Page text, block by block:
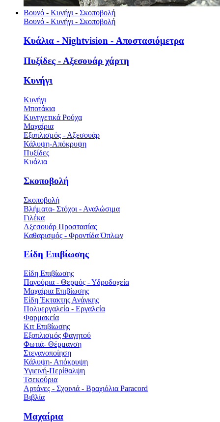
Βουνό - Κυνήγι - Σκοποβολή
Βουνό - Κυνήγι - Σκοποβολή
Κυάλια - Nightvision - Αποστασιόμετρα
Πυξίδες - Αξεσουάρ χάρτη
Κυνήγι
Κυνήγι
Μποτάκια
Κυνηγετικά Ρούχα
Μαχαίρια
Εξοπλισμός - Αξεσουάρ
Κάλυψη-Απόκρυψη
Πυξίδες
Κυάλια
Σκοποβολή
Σκοποβολή
Βλήματα- Στόχοι - Αναλώσιμα
Γιλέκα
Αξεσουάρ Προστασίας
Καθαρισμός - Φροντίδα Όπλων
Είδη Επιβίωσης
Είδη Επιβίωσης
Παγούρια - Θερμός - Υδροδοχεία
Μαχαίρια Επιβίωσης
Είδη Έκτακτης Ανάγκης
Πολυεργαλεία - Εργαλεία
Φαρμακεία
Κιτ Επιβίωσης
Εξοπλισμός Φαγητού
Φωτιά- Θέρμανση
Στεγανοποίηση
Κάλυψη- Απόκρυψη
Υγιεινή-Περίθαλψη
Τσεκούρια
Αρτάνες - Σχοινιά - Βραχιόλια Paracord
Βιβλία
Μαχαίρια